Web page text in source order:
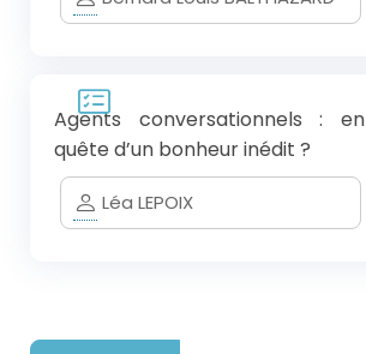
Agents conversationnels : en
quête d’un bonheur inédit ?
Léa LEPOIX